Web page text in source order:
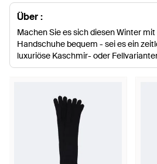
Über :
Machen Sie es sich diesen Winter
Handschuhe bequem - sei es ein
luxuriöse Kaschmir- oder
sind eine elegante Wahl, besonders